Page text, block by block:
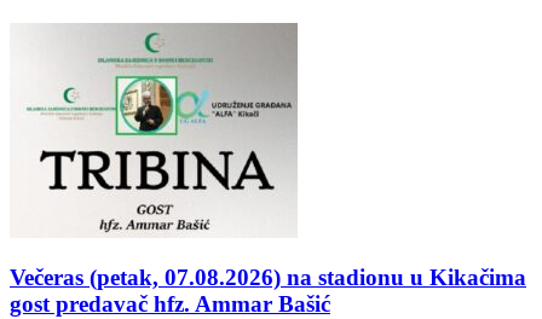
Večeras (petak, 07.08.2026) na stadionu u Kikačima
gost predavač hfz. Ammar Bašić